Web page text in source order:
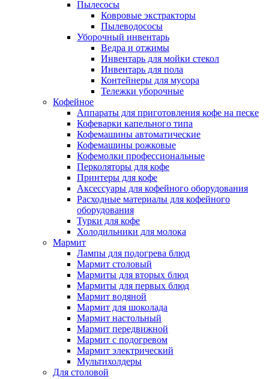
Пылесосы
Ковровые экстракторы
Пылеводососы
Уборочный инвентарь
Ведра и отжимы
Инвентарь для мойки стекол
Инвентарь для пола
Контейнеры для мусора
Тележки уборочные
Кофейное
Аппараты для приготовления кофе на песке
Кофеварки капельного типа
Кофемашины автоматические
Кофемашины рожковые
Кофемолки профессиональные
Перколяторы для кофе
Принтеры для кофе
Аксессуары для кофейного оборудования
Расходные материалы для кофейного
оборудования
Турки для кофе
Холодильники для молока
Мармит
Лампы для подогрева блюд
Мармит столовый
Мармиты для вторых блюд
Мармиты для первых блюд
Мармит водяной
Мармит для шоколада
Мармит настольный
Мармит передвижной
Мармит с подогревом
Мармит электрический
Мультихолдеры
Для столовой